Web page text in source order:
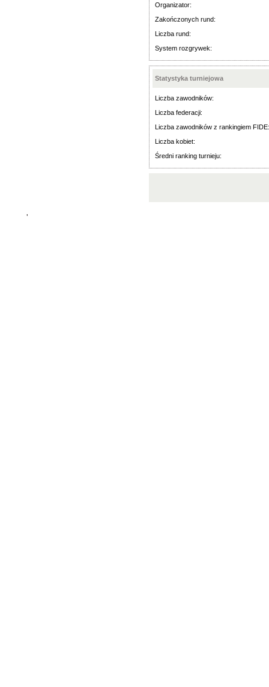
Organizator:
Zakończonych rund:
Liczba rund:
System rozgrywek:
Statystyka turniejowa
Liczba zawodników:
Liczba federacji:
Liczba zawodników z rankingiem FIDE:
Liczba kobiet:
Średni ranking turnieju:
'